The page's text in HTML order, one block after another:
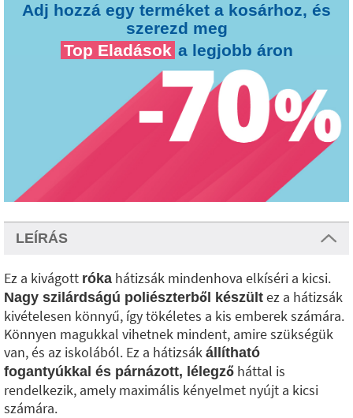
Adj hozzá egy terméket a kosárhoz, és
szerezd meg
Top Eladások a legjobb áron
LEÍRÁS
Ez a kivágott róka hátizsák mindenhova elkíséri a kicsi.
Nagy szilárdságú poliészterből készült ez a hátizsák
kivételesen könnyű, így tökéletes a kis emberek számára.
Könnyen magukkal vihetnek mindent, amire szükségük
van, és az iskolából. Ez a hátizsák állítható
fogantyúkkal és párnázott, lélegző háttal is
rendelkezik, amely maximális kényelmet nyújt a kicsi
számára.